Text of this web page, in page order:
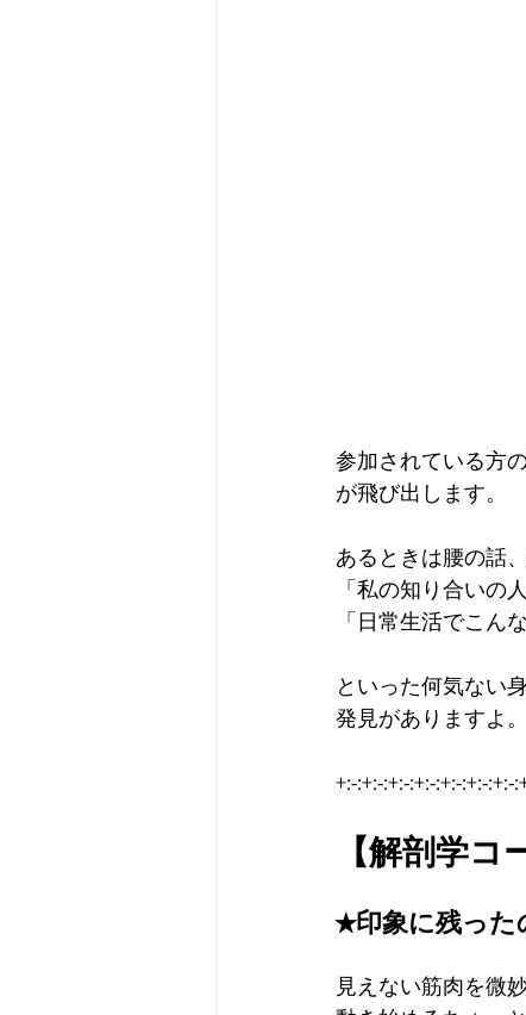
参加されている方
が飛び出します。
あるときは腰の話
「私の知り合いの
「日常生活でこん
といった何気ない
発見がありますよ。
+:-:+:-:+:-:+:-:+:-:+:-:+:-
【解剖学コ
★印象に残った
見えない筋肉を微